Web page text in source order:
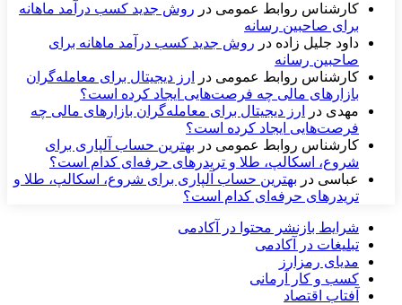
کارشناس روابط عمومی در روش جدید کسب درآمد ماهانه
برای صاحبین رسانه
داود جلیل زاده در روش جدید کسب درآمد ماهانه برای
صاحبین رسانه
کارشناس روابط عمومی در
ارز دیجیتال برای معامله‌گران
بازارهای مالی چه فرصت‌هایی ایجاد کرده است؟
مهدی در
ارز دیجیتال برای معامله‌گران بازارهای مالی چه
فرصت‌هایی ایجاد کرده است؟
کارشناس روابط عمومی در بهترین حساب آلپاری برای
شروع، اسکالپ، طلا و تریدرهای حرفه‌ای کدام است؟
عباسی در بهترین حساب آلپاری برای شروع، اسکالپ، طلا و
تریدرهای حرفه‌ای کدام است؟
شرایط بازنشر محتوا در آکادمی
تبلیغات در آکادمی
مدیای رمزارز
کسب و کار آرمانی
آفتاب اقتصاد